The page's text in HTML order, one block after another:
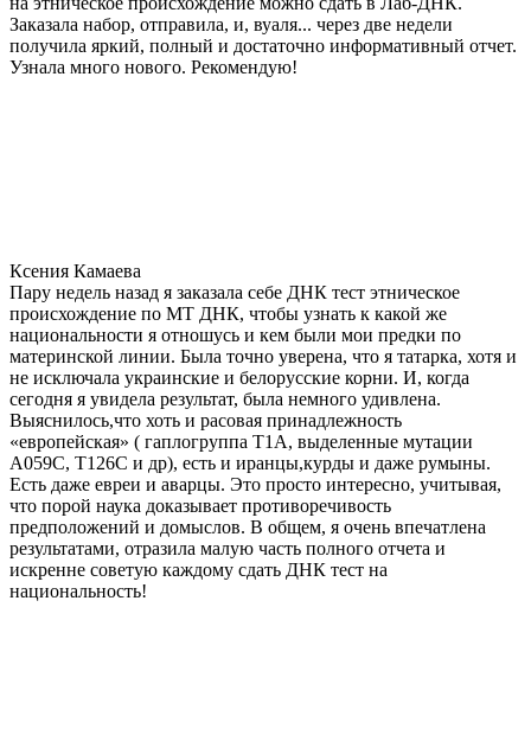
Заказала набор, отправила, и, вуаля... через две недели
получила яркий, полный и достаточно информативный отчет.
Узнала много нового. Рекомендую!
Ксения Камаева
Пару недель назад я заказала себе ДНК тест этническое
происхождение по МТ ДНК, чтобы узнать к какой же
национальности я отношусь и кем были мои предки по
материнской линии. Была точно уверена, что я татарка, хотя и
не исключала украинские и белорусские корни. И, когда
сегодня я увидела результат, была немного удивлена.
Выяснилось,что хоть и расовая принадлежность
«европейская» ( гаплогруппа T1A, выделенные мутации
A059C, T126C и др), есть и иранцы,курды и даже румыны.
Есть даже евреи и аварцы. Это просто интересно, учитывая,
что порой наука доказывает противоречивость
предположений и домыслов. В общем, я очень впечатлена
результатами, отразила малую часть полного отчета и
искренне советую каждому сдать ДНК тест на
национальность!